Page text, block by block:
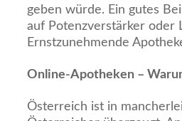
geben würde. Ein gutes
auf Potenzverstärker oder
Ernstzunehmende
Online-Apotheken –
Österreich ist in